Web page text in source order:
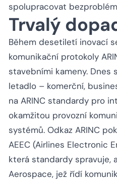
spolupracovat
Trvalý
Během desetiletí inovací
komunikační protokoly
stavebními kameny. Dnes
letadlo – komerční,
na ARINC standardy pro
okamžitou provozní
systémů. Odkaz ARINC
AEEC (Airlines Electronic
která standardy spravuje,
Aerospace, jež řídí